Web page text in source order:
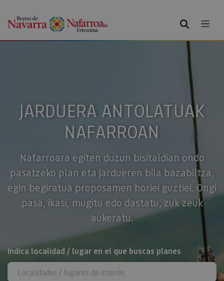
BILATU
JARDUERA ANTOLATUAK
NAFARROAN
Nafarroara egiten duzun bisitaldian ondo
pasatzeko plan eta jardueren bila bazabiltza,
egin begiratua proposamen horiei guztiei. Ongi
pasa, ikasi, mugitu edo dastatu, zuk zeuk
aukeratu.
BILATU
Indica localidad / lugar en el que buscas planes